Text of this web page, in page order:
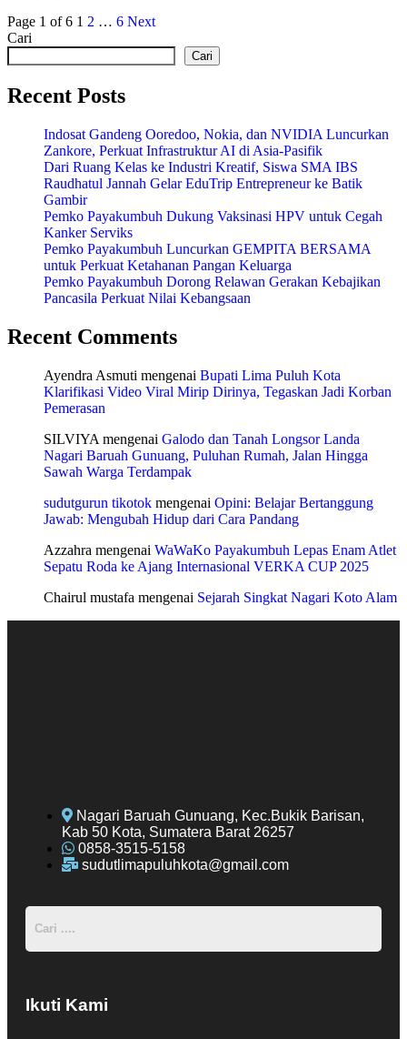
Page 1 of 6 1 2 … 6 Next
Cari
Cari
Recent Posts
Indosat Gandeng Ooredoo, Nokia, dan NVIDIA Luncurkan
Zankore, Perkuat Infrastruktur AI di Asia-Pasifik
Dari Ruang Kelas ke Industri Kreatif, Siswa SMA IBS
Raudhatul Jannah Gelar EduTrip Entrepreneur ke Batik
Gambir
Pemko Payakumbuh Dukung Vaksinasi HPV untuk Cegah
Kanker Serviks
Pemko Payakumbuh Luncurkan GEMPITA BERSAMA
untuk Perkuat Ketahanan Pangan Keluarga
Pemko Payakumbuh Dorong Relawan Gerakan Kebajikan
Pancasila Perkuat Nilai Kebangsaan
Recent Comments
Ayendra Asmuti mengenai Bupati Lima Puluh Kota
Klarifikasi Video Viral Mirip Dirinya, Tegaskan Jadi Korban
Pemerasan
SILVIYA mengenai Galodo dan Tanah Longsor Landa
Nagari Baruah Gunuang, Puluhan Rumah, Jalan Hingga
Sawah Warga Terdampak
sudutgurun tikotok mengenai Opini: Belajar Bertanggung
Jawab: Mengubah Hidup dari Cara Pandang
Azzahra mengenai WaWaKo Payakumbuh Lepas Enam Atlet
Sepatu Roda ke Ajang Internasional VERKA CUP 2025
Chairul mustafa mengenai Sejarah Singkat Nagari Koto Alam
Nagari Baruah Gunuang, Kec.Bukik Barisan,
Kab 50 Kota, Sumatera Barat 26257
0858-3515-5158
sudutlimapuluhkota@gmail.com
Ikuti Kami